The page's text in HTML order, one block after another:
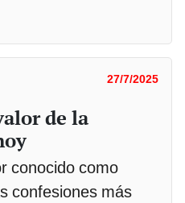
27/7/2025
de la
conocido como
confesiones más